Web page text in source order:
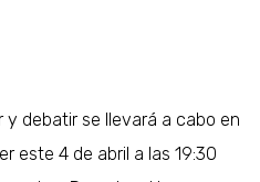
y debatir se llevará a cabo en
este 4 de abril a las 19:30